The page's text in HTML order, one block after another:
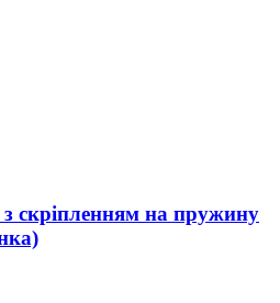
скріпленням на пружину